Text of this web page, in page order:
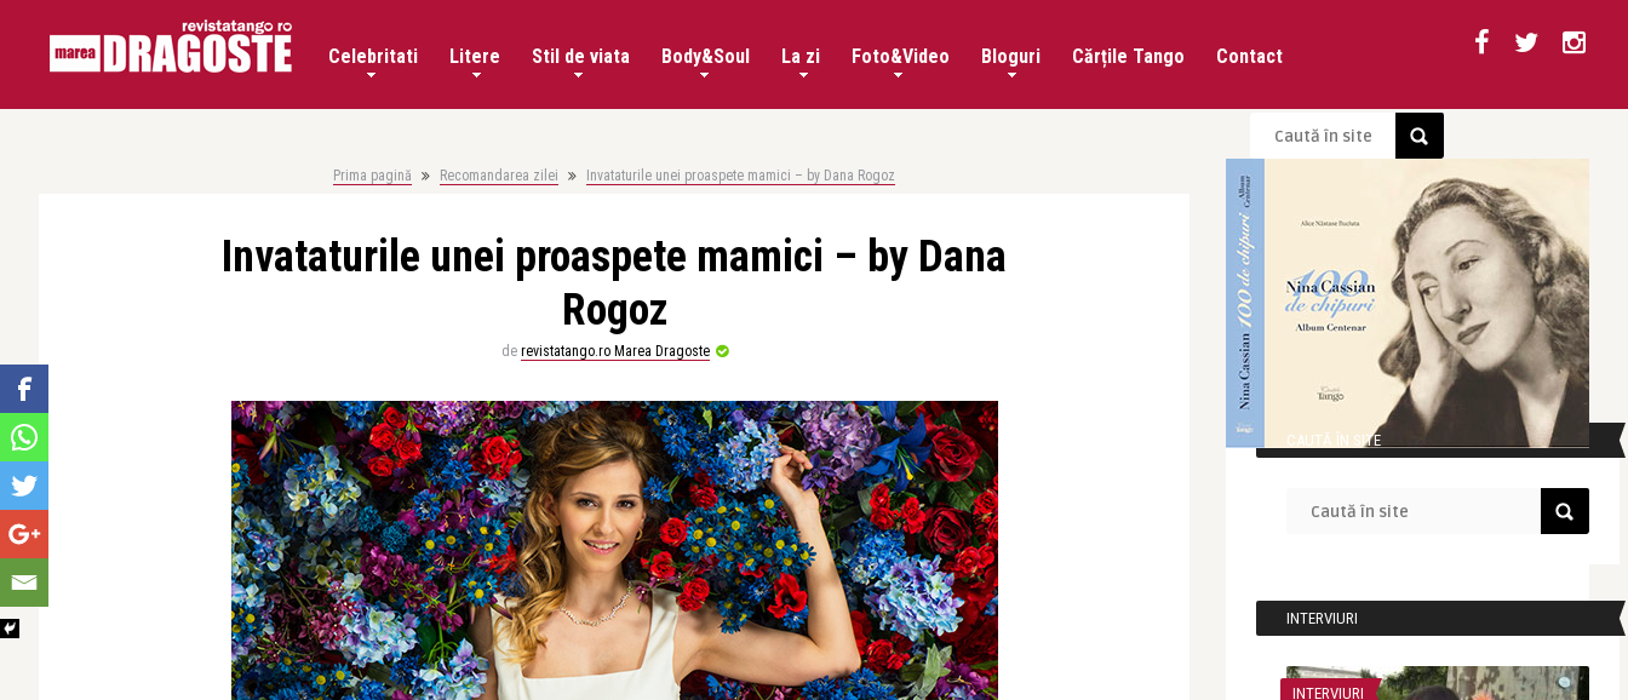
Celebritati Litere Stil de viata Body&Soul La zi Foto&Video Bloguri Cărțile Tango Contact
Prima pagină Recomandarea zilei Invataturile unei proaspete mamici – by Dana Rogoz
Invataturile unei proaspete mamici – by Dana
Rogoz
de revistatango.ro Marea Dragoste
CAUTĂ ÎN SITE
INTERVIURI
INTERVIURI